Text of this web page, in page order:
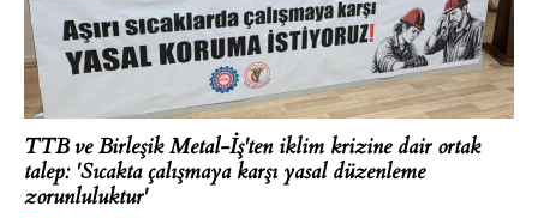
TTB ve Birleşik Metal-İş'ten iklim krizine dair ortak
talep: 'Sıcakta çalışmaya karşı yasal düzenleme
zorunluluktur'